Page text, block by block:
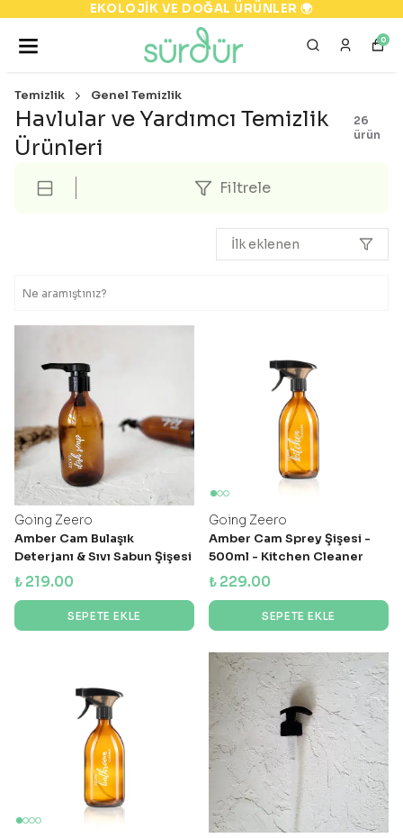
EKOLOJİK VE DOĞAL ÜRÜNLER 🌍
0
Temizlik Genel Temizlik
Havlular ve Yardımcı Temizlik
Ürünleri
26
ürün
Filtrele
İlk eklenen
Going Zeero
Amber Cam Bulaşık
Deterjanı & Sıvı Sabun Şişesi
- 300 ml
₺ 219.00
SEPETE EKLE
Going Zeero
Amber Cam Sprey Şişesi -
500ml - Kitchen Cleaner
₺ 229.00
SEPETE EKLE